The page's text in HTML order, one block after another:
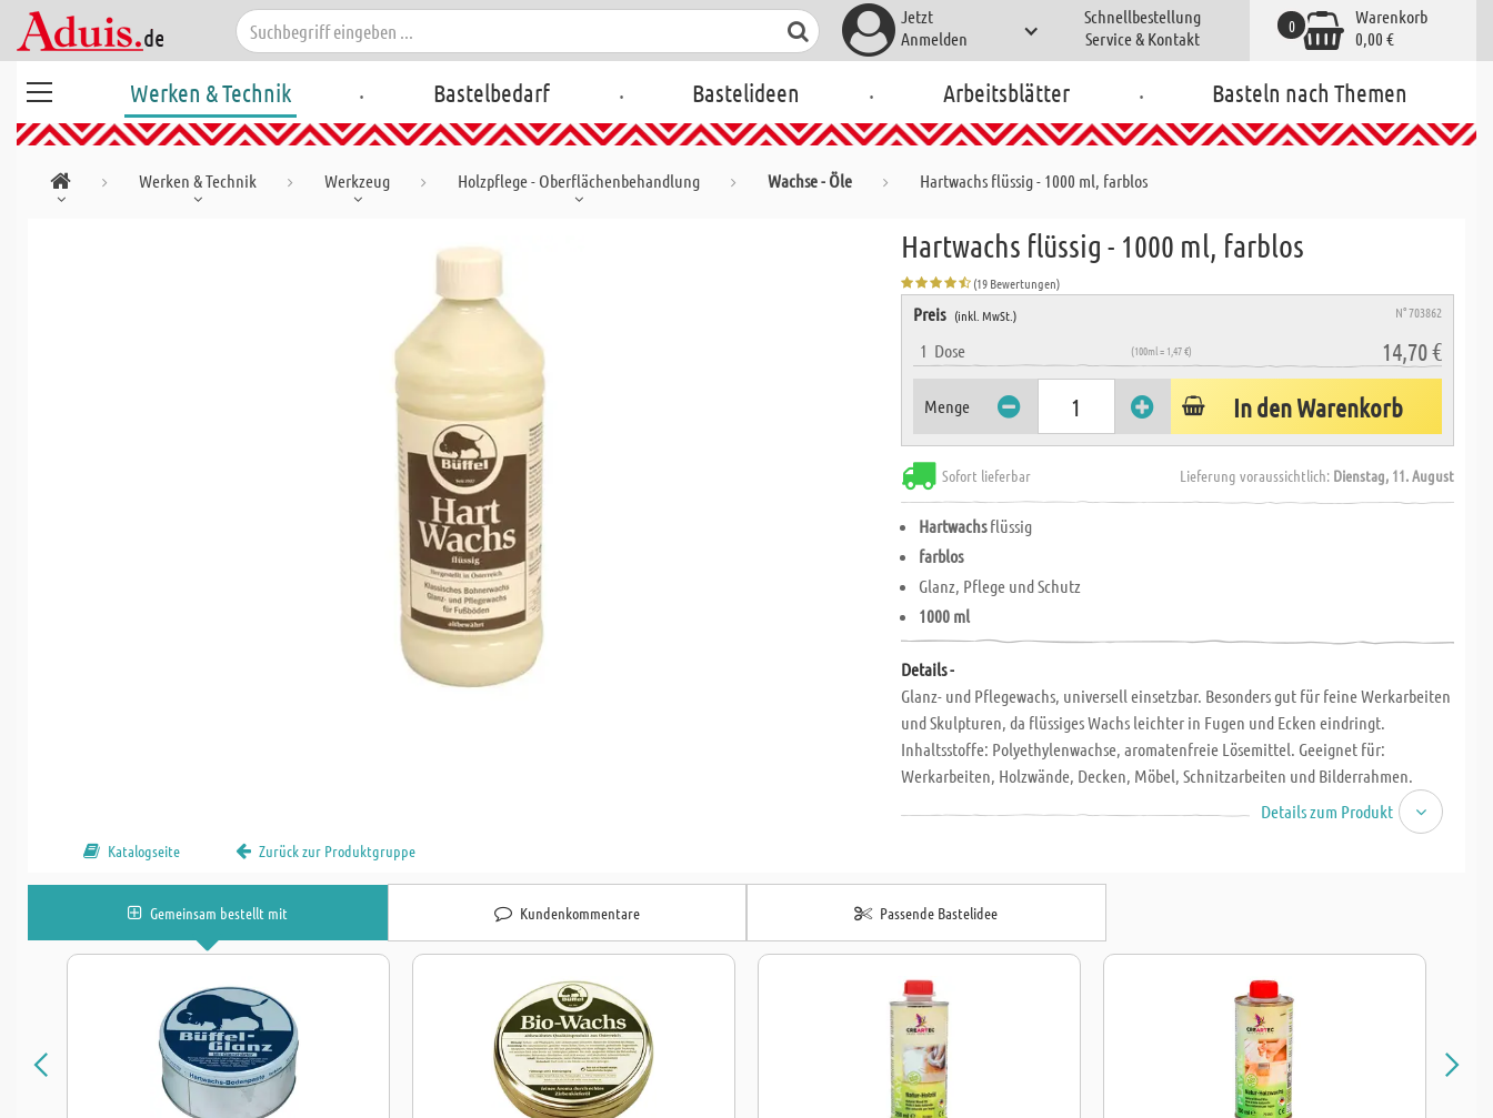
Jetzt
Anmelden
Schnellbestellung
Service & Kontakt
Warenkorb
0,00 €
0
Werken & Technik . Bastelbedarf . Bastelideen . Arbeitsblätter . Basteln nach Themen
Werken & Technik Werkzeug Holzpflege - Oberflächenbehandlung Wachse - Öle Hartwachs flüssig - 1000 ml, farblos
Hartwachs flüssig - 1000 ml, farblos
(19 Bewertungen)
Preis (inkl. MwSt.) N° 703862
1 Dose (100ml = 1,47 €) 14,70 €
Menge In den Warenkorb
Sofort lieferbar Lieferung voraussichtlich: Dienstag, 11. August
Hartwachsflüssig
farblos
Glanz, Pflege und Schutz
1000 ml
Details -
Glanz- und Pflegewachs, universell einsetzbar. Besonders gut für feine Werkarbeiten
und Skulpturen, da flüssiges Wachs leichter in Fugen und Ecken eindringt.
Inhaltsstoffe: Polyethylenwachse, aromatenfreie Lösemittel. Geeignet für:
Werkarbeiten, Holzwände, Decken, Möbel, Schnitzarbeiten und Bilderrahmen.
Glanz, Pflege und Schutz für unversiegelte Holzböden, Linoleum, Cotto. Hartwachs
Details zum Produkt
Katalogseite Zurück zur Produktgruppe
Gemeinsam bestellt mit Kundenkommentare Passende Bastelidee